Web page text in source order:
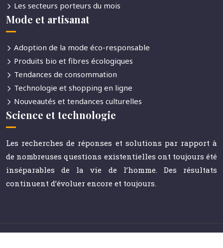
Les secteurs porteurs du mois
Mode et artisanat
Adoption de la mode éco-responsable
Produits bio et fibres écologiques
Tendances de consommation
Technologie et shopping en ligne
Nouveautés et tendances culturelles
Science et technologie
Les recherches de réponses et solutions par rapport à
de nombreuses questions existentielles ont toujours été
inséparables de la vie de l’homme. Des résultats
continuent d’évoluer encore et toujours.